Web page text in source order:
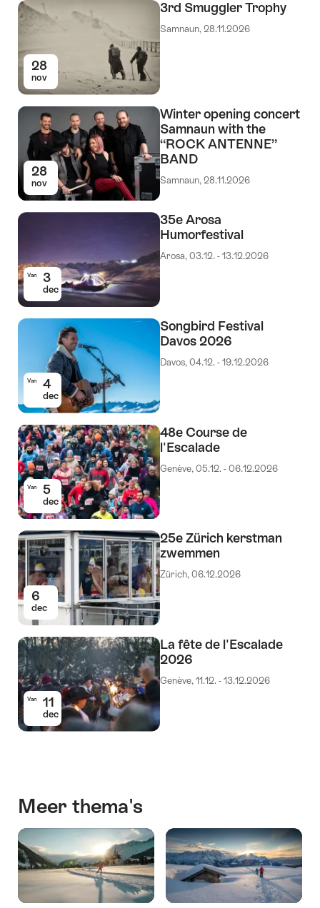
28
nov
3rd Smuggler Trophy
Samnaun, 28.11.2026
28
nov
Winter opening concert
Samnaun with the
“ROCK ANTENNE”
BAND
Samnaun, 28.11.2026
Van 3
dec
35e Arosa
Humorfestival
Arosa, 03.12. - 13.12.2026
Van 4
dec
Songbird Festival
Davos 2026
Davos, 04.12. - 19.12.2026
Van 5
dec
48e Course de
l'Escalade
Genève, 05.12. - 06.12.2026
6
dec
25e Zürich kerstman
zwemmen
Zürich, 06.12.2026
Van 11
dec
La fête de l'Escalade
2026
Genève, 11.12. - 13.12.2026
Meer thema's